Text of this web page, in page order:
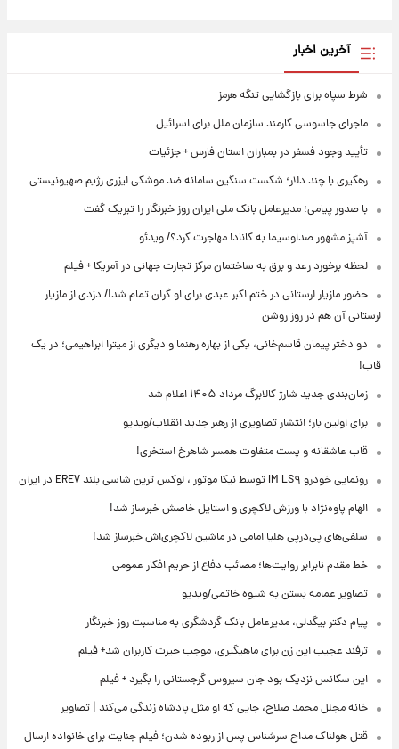
آخرین اخبار
شرط سپاه برای بازگشایی تنگه هرمز
ماجرای جاسوسی کارمند سازمان ملل برای اسرائیل
تأیید وجود فسفر در بمباران استان فارس + جزئیات
رهگیری با چند دلار؛ شکست سنگین سامانه ضد موشکی لیزری رژیم صهیونیستی
با صدور پیامی؛ مدیرعامل بانک ملی ایران روز خبرنگار را تبریک گفت
آشپز مشهور صداوسیما به کانادا مهاجرت کرد؟/ ویدئو
لحظه برخورد رعد و برق به ساختمان مرکز تجارت جهانی در آمریکا + فیلم
حضور مازیار لرستانی در ختم اکبر عبدی برای او گران تمام شد!/ دزدی از مازیار
لرستانی آن هم در روز روشن
دو دختر پیمان قاسم‌خانی، یکی از بهاره رهنما و دیگری از میترا ابراهیمی؛ در یک
قاب!
زمان‌بندی جدید شارژ کالابرگ مرداد ۱۴۰۵ اعلام شد
برای اولین بار؛ انتشار تصاویری از رهبر جدید انقلاب/ویدیو
قاب عاشقانه و پست متفاوت همسر شاهرخ استخری!
رونمایی خودرو IM LS۹ توسط نیکا موتور ، لوکس ترین شاسی بلند EREV در ایران
الهام پاوه‌نژاد با ورزش لاکچری و استایل خاصش خبرساز شد!
سلفی‌های پی‌درپی هلیا امامی در ماشین لاکچری‌اش خبرساز شد!
خط مقدم نابرابر روایت‌ها؛ مصائب دفاع از حریم افکار عمومی
تصاویر عمامه بستن به شیوه خاتمی/ویدیو
پیام دکتر بیگدلی، مدیرعامل بانک گردشگری به مناسبت روز خبرنگار
ترفند عجیب این زن برای ماهیگیری، موجب حیرت کاربران شد+ فیلم
این سکانس نزدیک بود جان سیروس گرجستانی را بگیرد + فیلم
خانه مجلل محمد صلاح، جایی که او مثل پادشاه زندگی می‌کند | تصاویر
قتل هولناک مداح سرشناس پس از ربوده شدن؛ فیلم جنایت برای خانواده ارسال